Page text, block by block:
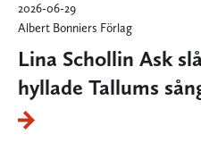
2026-06-29
Albert Bonniers Förlag
Lina Schollin Ask
hyllade Tallums